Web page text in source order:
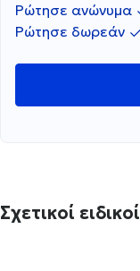
Ρώτησε ανώνυμα
Ρώτησε δωρεάν
Σχετικοί ειδικοί